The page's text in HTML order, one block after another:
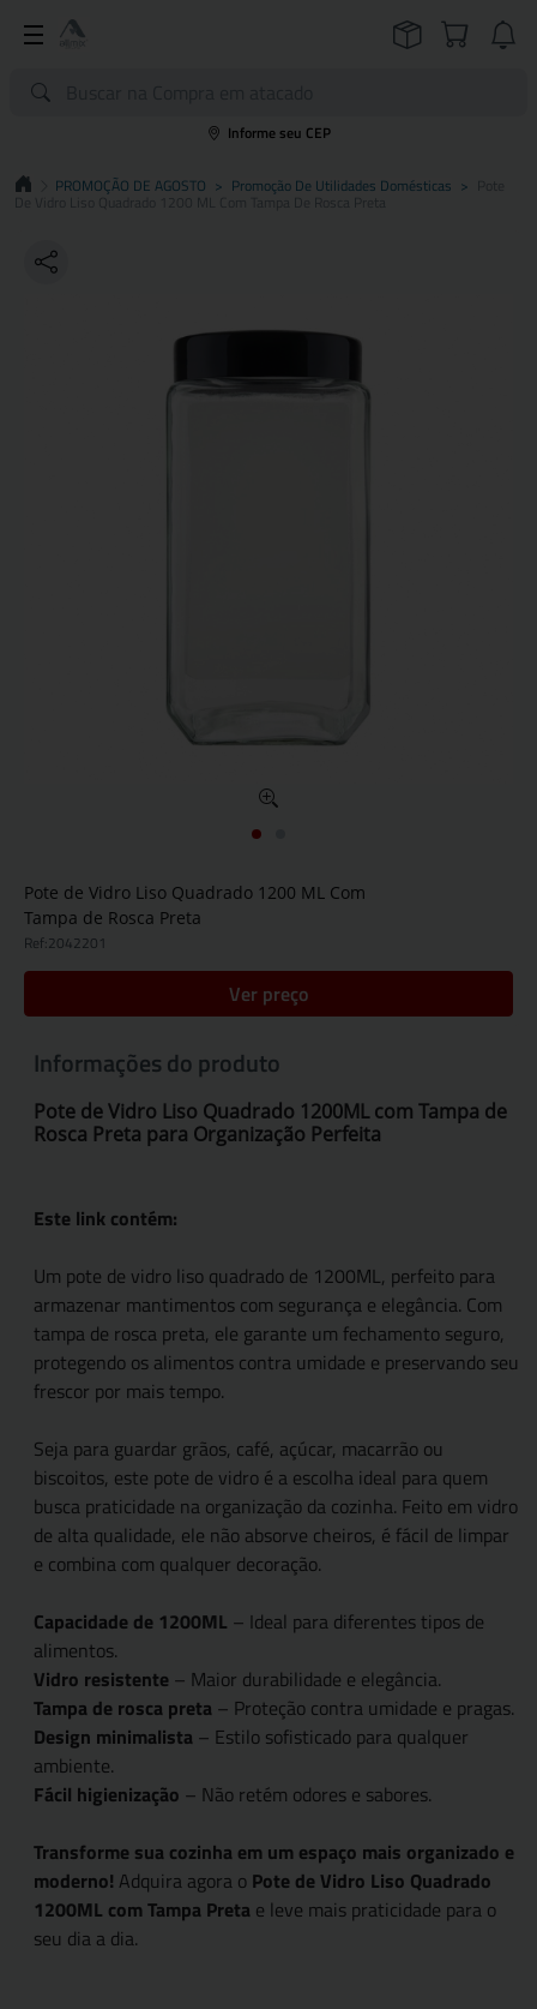
Informe seu CEP
PROMOÇÃO DE AGOSTO > Promoção De Utilidades Domésticas > Pote
De Vidro Liso Quadrado 1200 ML Com Tampa De Rosca Preta
Pote de Vidro Liso Quadrado 1200 ML Com
Tampa de Rosca Preta
Ref:2042201
Ver preço
Informações do produto
Pote de Vidro Liso Quadrado 1200ML com Tampa de
Rosca Preta para Organização Perfeita
Este link contém:
Um pote de vidro liso quadrado de 1200ML, perfeito para
armazenar mantimentos com segurança e elegância. Com
tampa de rosca preta, ele garante um fechamento seguro,
protegendo os alimentos contra umidade e preservando seu
frescor por mais tempo.
Seja para guardar grãos, café, açúcar, macarrão ou
biscoitos, este pote de vidro é a escolha ideal para quem
busca praticidade na organização da cozinha. Feito em vidro
de alta qualidade, ele não absorve cheiros, é fácil de limpar
e combina com qualquer decoração.
Capacidade de 1200ML – Ideal para diferentes tipos de
alimentos.
Vidro resistente – Maior durabilidade e elegância.
Tampa de rosca preta – Proteção contra umidade e pragas.
Design minimalista – Estilo sofisticado para qualquer
ambiente.
Fácil higienização – Não retém odores e sabores.
Transforme sua cozinha em um espaço mais organizado e
moderno! Adquira agora o Pote de Vidro Liso Quadrado
1200ML com Tampa Preta e leve mais praticidade para o
seu dia a dia.